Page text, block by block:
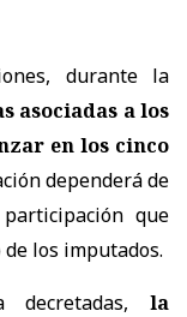
durante la
asociadas a los
en los cinco
dependerá de
que
los imputados.
la